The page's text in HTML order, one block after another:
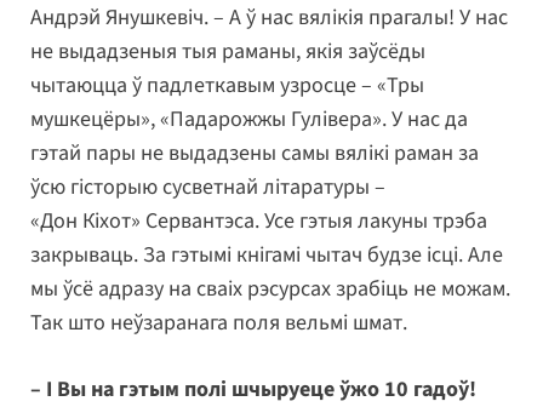
Андрэй Янушкевіч. – А ў нас вялікія прагалы! У нас
не выдадзеныя тыя раманы, якія заўсёды
чытаюцца ў падлеткавым узросце – «Тры
мушкецёры», «Падарожжы Гулівера». У нас да
гэтай пары не выдадзены самы вялікі раман за
ўсю гісторыю сусветнай літаратуры –
«Дон Кіхот» Сервантэса. Усе гэтыя лакуны трэба
закрываць. За гэтымі кнігамі чытач будзе ісці. Але
мы ўсё адразу на сваіх рэсурсах зрабіць не можам.
Так што неўзаранага поля вельмі шмат.
– І Вы на гэтым полі шчыруеце ўжо 10 гадоў!